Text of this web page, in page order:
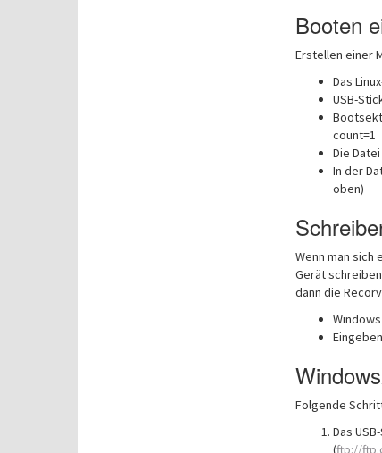
Booten
Erstellen einer
Das
USB-
count=1
Die
In der
oben)
Wenn man sich
Gerät
dann die
Folgende
Das
(ftp://